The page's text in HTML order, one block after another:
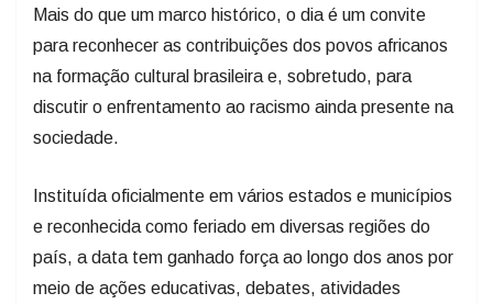
Mais do que um marco histórico, o dia é um convite
para reconhecer as contribuições dos povos africanos
na formação cultural brasileira e, sobretudo, para
discutir o enfrentamento ao racismo ainda presente na
sociedade.
Instituída oficialmente em vários estados e municípios
e reconhecida como feriado em diversas regiões do
país, a data tem ganhado força ao longo dos anos por
meio de ações educativas, debates, atividades